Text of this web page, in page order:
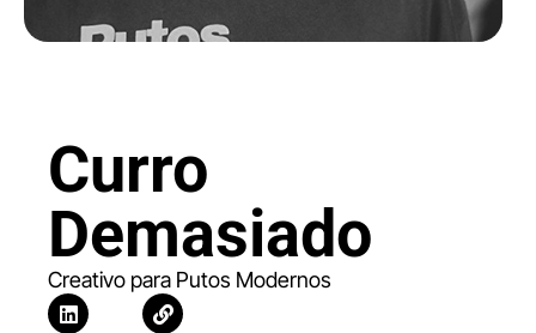
Curro
Demasiado
Creativo para Putos Modernos